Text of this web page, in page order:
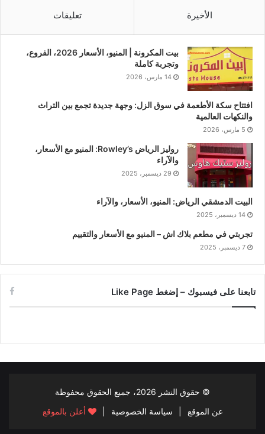
الأخيرة تعليقات
بيت المكرونة | المنيو، الأسعار 2026، الفروع،
وتجربة كاملة
14 مارس، 2026
افتتاح سكة الأطعمة في سوق الزل: وجهة جديدة تجمع بين التراث
والنكهات العالمية
5 مارس، 2026
روليز الرياض Rowley’s: المنيو مع الأسعار،
والآراء
29 ديسمبر، 2025
البيت الدمشقي الرياض: المنيو، الأسعار، والآراء
14 ديسمبر، 2025
تجربتي في مطعم بلاك اش – المنيو مع الأسعار والتقييم
7 ديسمبر، 2025
تابعنا على فيسبوك – إضغط Like Page
© حقوق النشر 2026، جميع الحقوق محفوظة
عن الموقع
سياسة الخصوصية أعلن بالموقع